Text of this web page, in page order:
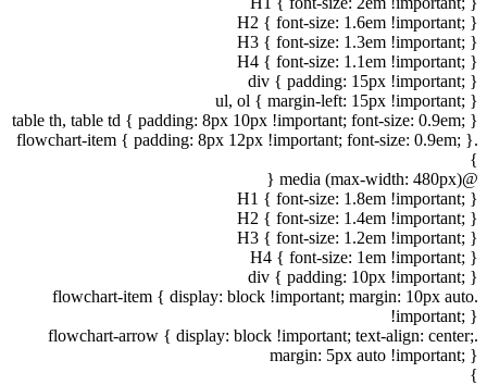
H2 { font-size: 1.6em !important; }
H3 { font-size: 1.3em !important; }
H4 { font-size: 1.1em !important; }
div { padding: 15px !important; }
ul, ol { margin-left: 15px !important; }
table th, table td { padding: 8px 10px !important; font-size: 0.9em; }
.flowchart-item { padding: 8px 12px !important; font-size: 0.9em; }
}
@media (max-width: 480px) {
H1 { font-size: 1.8em !important; }
H2 { font-size: 1.4em !important; }
H3 { font-size: 1.2em !important; }
H4 { font-size: 1em !important; }
div { padding: 10px !important; }
.flowchart-item { display: block !important; margin: 10px auto
!important; }
.flowchart-arrow { display: block !important; text-align: center;
margin: 5px auto !important; }
}